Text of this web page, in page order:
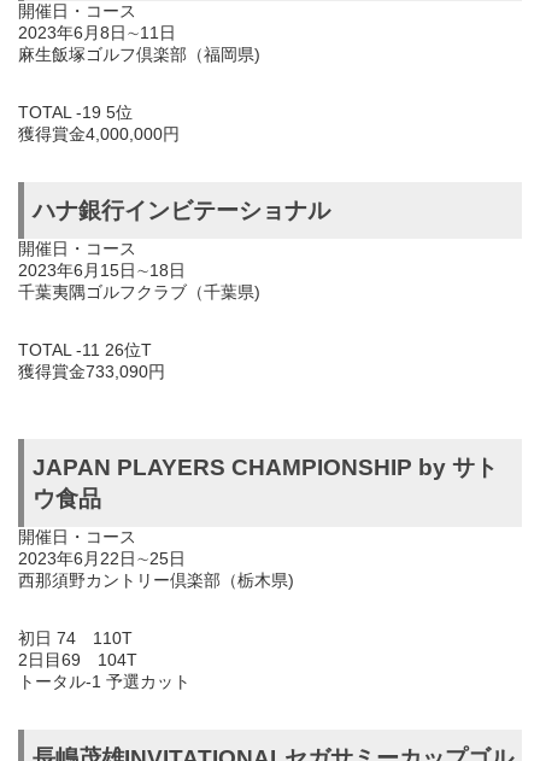
開催日・コース
2023年6月8日∼11日
麻生飯塚ゴルフ倶楽部（福岡県)
TOTAL -19 5位
獲得賞金4,000,000円
ハナ銀行インビテーショナル
開催日・コース
2023年6月15日∼18日
千葉夷隅ゴルフクラブ（千葉県)
TOTAL -11 26位T
獲得賞金733,090円
JAPAN PLAYERS CHAMPIONSHIP by サト
ウ食品
開催日・コース
2023年6月22日∼25日
西那須野カントリー倶楽部（栃木県)
初日 74 110T
2日目69 104T
トータル-1 予選カット